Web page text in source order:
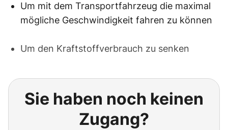
Um mit dem Transportfahrzeug die maximal
mögliche Geschwindigkeit fahren zu können
Um den Kraftstoffverbrauch zu senken
Sie haben noch keinen
Zugang?